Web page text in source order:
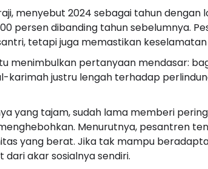
menyebut 2024 sebagai tahun dengan
persen dibanding tahun sebelumnya.
tetapi juga memastikan
menimbulkan pertanyaan mendasar:
karimah justru lengah terhadap
yang tajam, sudah lama memberi
Menurutnya, pesantren
yang berat. Jika tak mampu
akar sosialnya sendiri.